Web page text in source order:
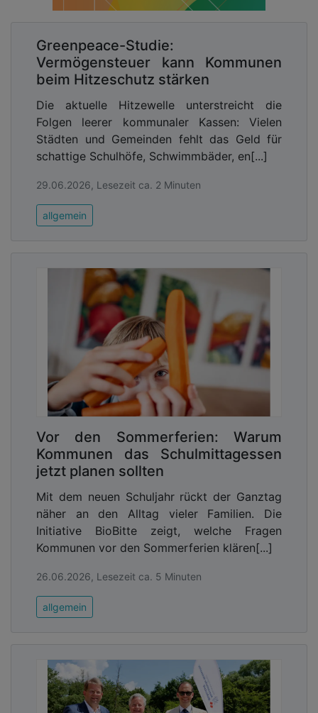
Greenpeace-Studie:
Vermögensteuer kann Kommunen
beim Hitzeschutz stärken
Die aktuelle Hitzewelle unterstreicht die
Folgen leerer kommunaler Kassen: Vielen
Städten und Gemeinden fehlt das Geld für
schattige Schulhöfe, Schwimmbäder, en[...]
29.06.2026, Lesezeit ca. 2 Minuten
allgemein
Vor den Sommerferien: Warum
Kommunen das Schulmittagessen
jetzt planen sollten
Mit dem neuen Schuljahr rückt der Ganztag
näher an den Alltag vieler Familien. Die
Initiative BioBitte zeigt, welche Fragen
Kommunen vor den Sommerferien klären[...]
26.06.2026, Lesezeit ca. 5 Minuten
allgemein